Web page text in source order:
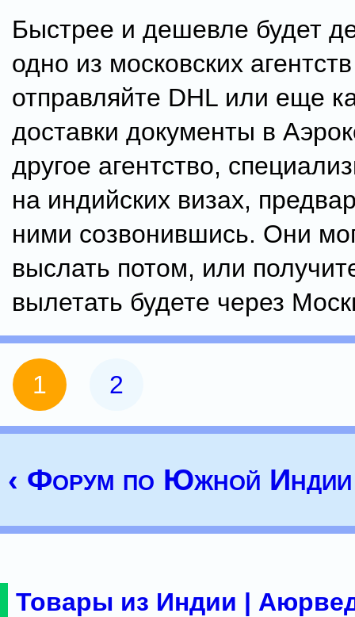
Быстрее и дешевле будет
одно из московских
отправляйте DHL или еще
доставки документы в
другое агентство,
на индийских визах,
ними созвонившись. Они
выслать потом, или
вылетать будете через
1 2
‹ Форум по Южной
Товары из Индии |